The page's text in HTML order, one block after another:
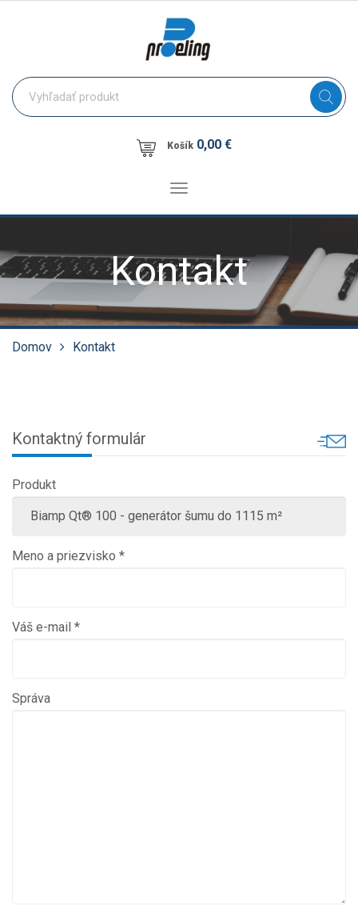
Košík 0,00 €
Toggle
Kontakt
Domov Kontakt
Kontaktný formulár
Produkt
Meno a priezvisko *
Váš e-mail *
Správa